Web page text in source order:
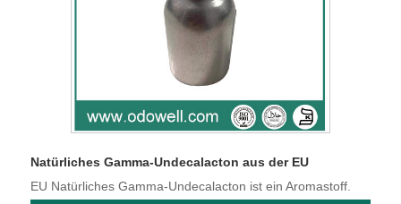
Natürliches Gamma-Undecalacton aus der EU
EU Natürliches Gamma-Undecalacton ist ein Aromastoff.